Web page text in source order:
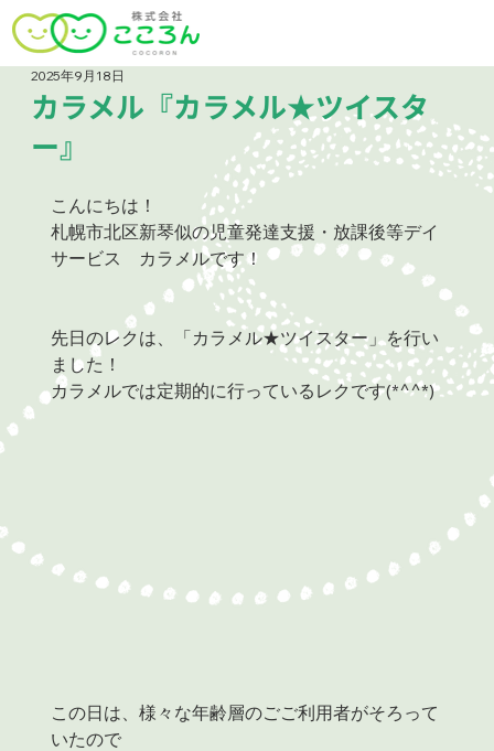
カラメル『カラメル★ツイスタ
ー』
2025年9月18日
こんにちは！
札幌市北区新琴似の児童発達支援・放課後等デイ
サービス　カラメルです！
先日のレクは、「カラメル★ツイスター」を行い
ました！
カラメルでは定期的に行っているレクです(*^^*)
この日は、様々な年齢層のごご利用者がそろって
いたので